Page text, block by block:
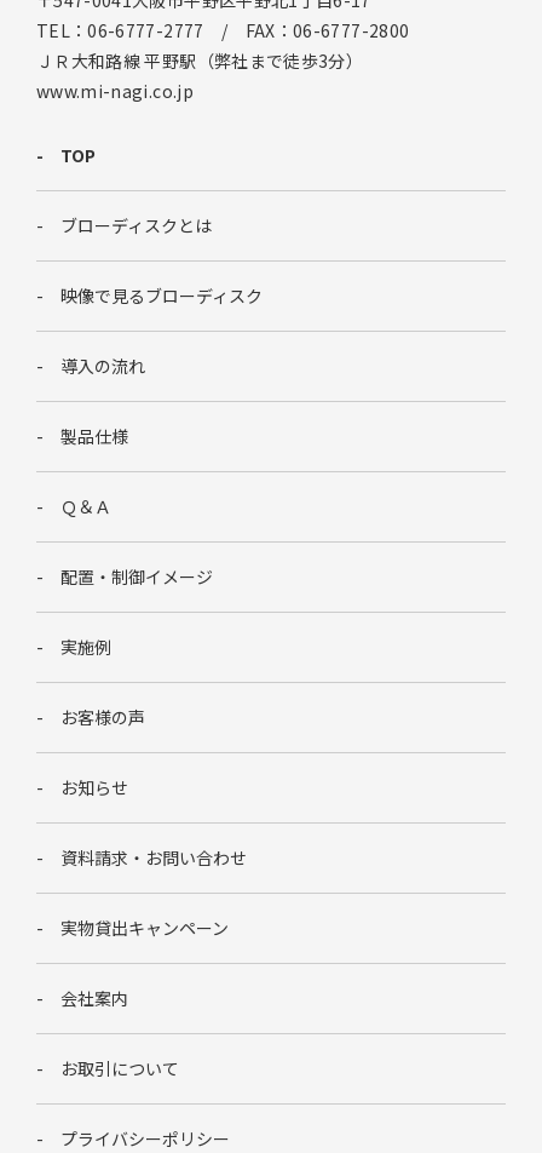
TEL：06-6777-2777 / FAX：06-6777-2800
ＪＲ大和路線 平野駅（弊社まで徒歩3分）
www.mi-nagi.co.jp
TOP
ブローディスクとは
映像で見るブローディスク
導入の流れ
製品仕様
Ｑ＆Ａ
配置・制御イメージ
実施例
お客様の声
お知らせ
資料請求・お問い合わせ
実物貸出キャンペーン
会社案内
お取引について
プライバシーポリシー